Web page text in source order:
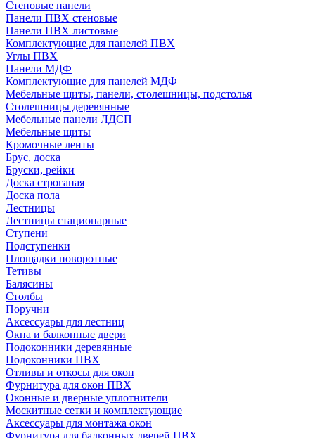
Стеновые панели
Панели ПВХ стеновые
Панели ПВХ листовые
Комплектующие для панелей ПВХ
Углы ПВХ
Панели МДФ
Комплектующие для панелей МДФ
Мебельные щиты, панели, столешницы, подстолья
Столешницы деревянные
Мебельные панели ЛДСП
Мебельные щиты
Кромочные ленты
Брус, доска
Бруски, рейки
Доска строганая
Доска пола
Лестницы
Лестницы стационарные
Ступени
Подступенки
Площадки поворотные
Тетивы
Балясины
Столбы
Поручни
Аксессуары для лестниц
Окна и балконные двери
Подоконники деревянные
Подоконники ПВХ
Отливы и откосы для окон
Фурнитура для окон ПВХ
Оконные и дверные уплотнители
Москитные сетки и комплектующие
Аксессуары для монтажа окон
Фурнитура для балконных дверей ПВХ